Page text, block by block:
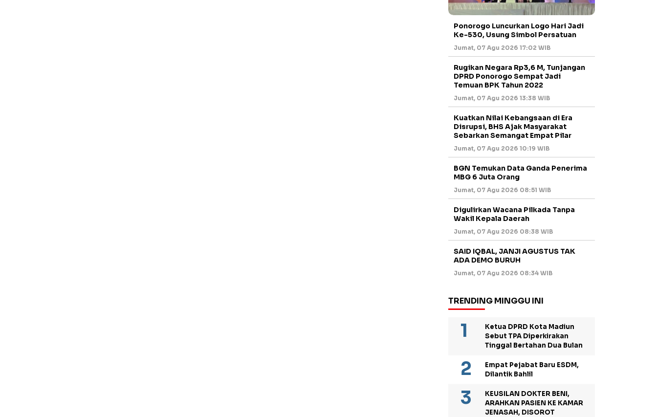
Ponorogo Luncurkan Logo Hari Jadi
Ke-530, Usung Simbol Persatuan
Jumat, 07 Agu 2026 17:02 WIB
Rugikan Negara Rp3,6 M, Tunjangan
DPRD Ponorogo Sempat Jadi
Temuan BPK Tahun 2022
Jumat, 07 Agu 2026 13:38 WIB
Kuatkan Nilai Kebangsaan di Era
Disrupsi, BHS Ajak Masyarakat
Sebarkan Semangat Empat Pilar
Jumat, 07 Agu 2026 10:19 WIB
BGN Temukan Data Ganda Penerima
MBG 6 Juta Orang
Jumat, 07 Agu 2026 08:51 WIB
Digulirkan Wacana Pilkada Tanpa
Wakil Kepala Daerah
Jumat, 07 Agu 2026 08:38 WIB
SAID IQBAL, JANJI AGUSTUS TAK
ADA DEMO BURUH
Jumat, 07 Agu 2026 08:34 WIB
TRENDING MINGGU INI
Ketua DPRD Kota Madiun
Sebut TPA Diperkirakan
Tinggal Bertahan Dua Bulan
Empat Pejabat Baru ESDM,
Dilantik Bahlil
KEUSILAN DOKTER BENI,
ARAHKAN PASIEN KE KAMAR
JENASAH, DISOROT